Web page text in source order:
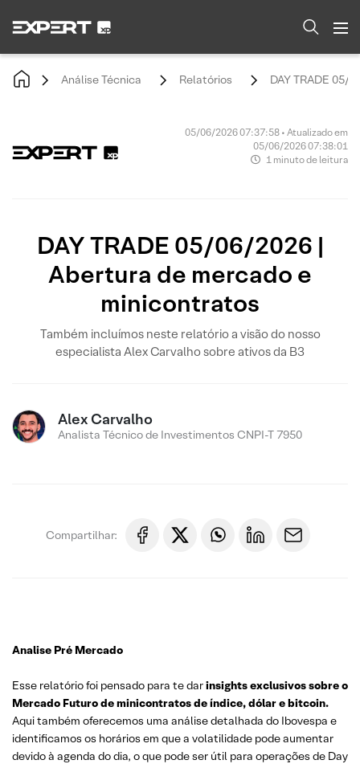
Análise Técnica Relatórios DAY TRADE 05/
05/06/2026 07:37:58 • Atualizado em
05/06/2026 07:38:01
1 minuto de leitura
DAY TRADE 05/06/2026 |
Abertura de mercado e
minicontratos
Também incluímos neste relatório a visão do nosso
especialista Alex Carvalho sobre ativos da B3
Alex Carvalho
Analista Técnico de Investimentos CNPI-T 7950
Compartilhar:
Analise Pré Mercado
Esse relatório foi pensado para te darinsights exclusivos sobre o
Mercado Futuro de minicontratos de índice, dólar e bitcoin.
Aqui também oferecemos uma análise detalhada do Ibovespa e
identificamos os horários em que a volatilidade pode aumentar
devido à agenda do dia, o que pode ser útil para operações de Day